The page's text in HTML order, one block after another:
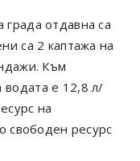
отдавна са
са 2 каптажа на
Към
е 12,8 л/
на
свободен ресурс